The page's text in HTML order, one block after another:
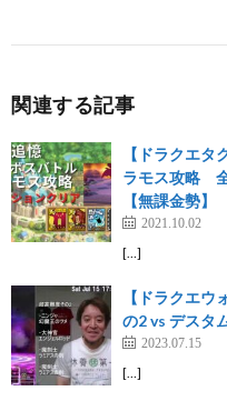
関連する記事
【ドラクエ
ラモス攻略
【無課金勢】
2021.10.02
[…]
【ドラクエ
の2 vs デスタ
2023.07.15
[…]